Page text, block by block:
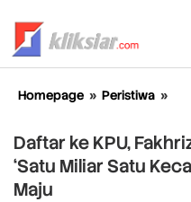
konten
Homepage » Peristiwa »
KPU,
Daftar ke KPU,
‘Satu Miliar Satu
Maju